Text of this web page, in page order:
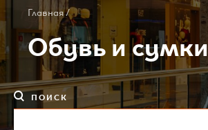
Карта ТЦ
Главная /
Обувь и сумки